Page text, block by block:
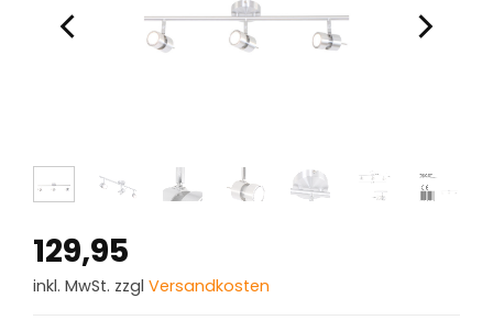
129,95
inkl. MwSt. zzgl Versandkosten